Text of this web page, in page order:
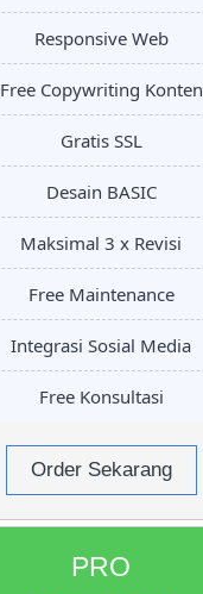
Responsive Web
Free Copywriting Konten
Gratis SSL
Desain BASIC
Maksimal 3 x Revisi
Free Maintenance
Integrasi Sosial Media
Free Konsultasi
Order Sekarang
PRO